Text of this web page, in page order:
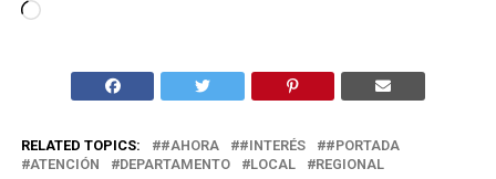
Cargando...
RELATED TOPICS: #AHORA #INTERÉS
#PORTADA
ATENCIÓN
DEPARTAMENTO LOCAL REGIONAL